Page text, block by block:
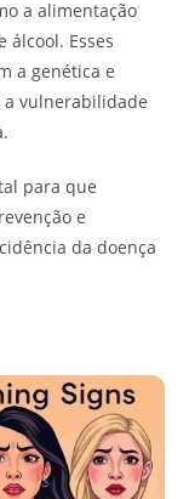
a alimentação
álcool. Esses
a genética e
vulnerabilidade
para que
e
da doença